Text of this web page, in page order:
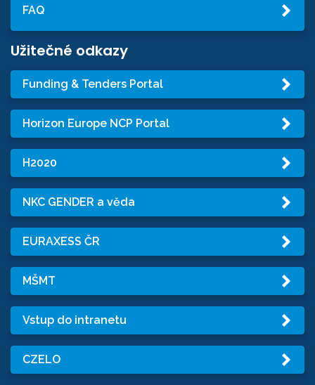
FAQ
Užitečné odkazy
Funding & Tenders Portal
Horizon Europe NCP Portal
H2020
NKC GENDER a věda
EURAXESS ČR
MŠMT
Vstup do intranetu
CZELO